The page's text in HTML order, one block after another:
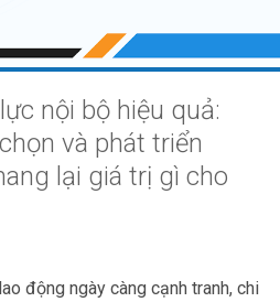
nội bộ hiệu quả:
và phát triển
lại giá trị gì cho
động ngày càng cạnh tranh, chi